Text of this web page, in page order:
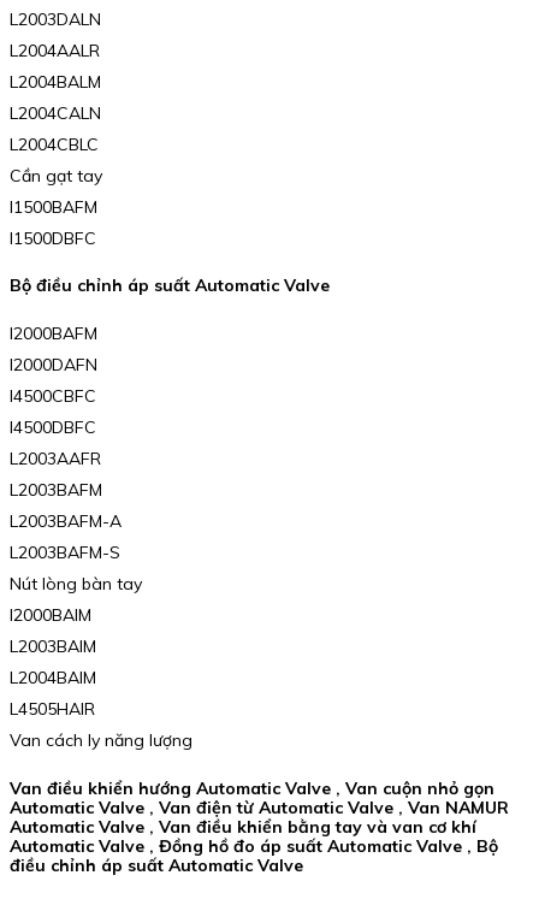
L2003DALN
L2004AALR
L2004BALM
L2004CALN
L2004CBLC
Cần gạt tay
I1500BAFM
I1500DBFC
Bộ điều chỉnh áp suất Automatic Valve
I2000BAFM
I2000DAFN
I4500CBFC
I4500DBFC
L2003AAFR
L2003BAFM
L2003BAFM-A
L2003BAFM-S
Nút lòng bàn tay
I2000BAIM
L2003BAIM
L2004BAIM
L4505HAIR
Van cách ly năng lượng
Van điều khiển hướng Automatic Valve , Van cuộn nhỏ gọn
Automatic Valve , Van điện từ Automatic Valve , Van NAMUR
Automatic Valve , Van điều khiển bằng tay và van cơ khí
Automatic Valve , Đồng hồ đo áp suất Automatic Valve , Bộ
điều chỉnh áp suất Automatic Valve